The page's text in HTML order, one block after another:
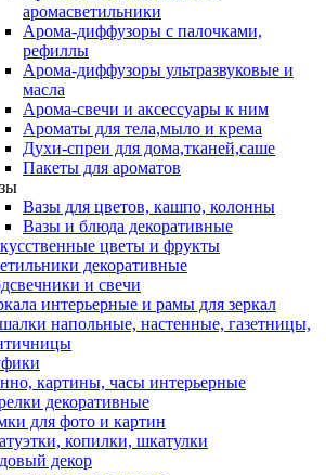
аромасветильники
Арома-диффузоры с палочками,
рефиллы
Арома-диффузоры ультразвуковые и
масла
Арома-свечи и аксессуары к ним
Ароматы для тела,мыло и крема
Духи-спреи для дома,тканей,саше
Пакеты для ароматов
Вазы для цветов, кашпо, колонны
Вазы и блюда декоративные
цветы и фрукты
декоративные
и свечи
интерьерные и рамы для зеркал
напольные, настенные, газетницы,
картины, часы интерьерные
декоративные
для фото и картин
копилки, шкатулки
декор